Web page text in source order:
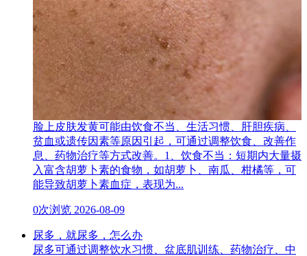
脸上皮肤发黄可能由饮食不当、生活习惯、肝胆疾病、
贫血或遗传因素等原因引起，可通过调整饮食、改善作
息、药物治疗等方式改善。1、饮食不当：短期内大量摄
入富含胡萝卜素的食物，如胡萝卜、南瓜、柑橘等，可
能导致胡萝卜素血症，表现为...
0次浏览 2026-08-09
尿多，就尿多，怎么办
尿多可通过调整饮水习惯、盆底肌训练、药物治疗、中